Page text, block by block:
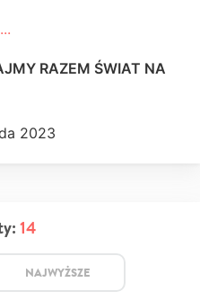
RAZEM ŚWIAT NA
2023
14
NAJWYŻSZE